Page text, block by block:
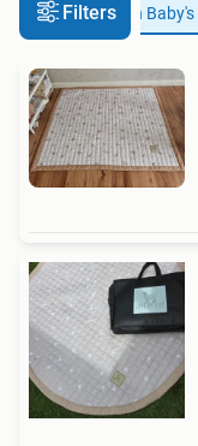
Filters
Kinderen en Baby's